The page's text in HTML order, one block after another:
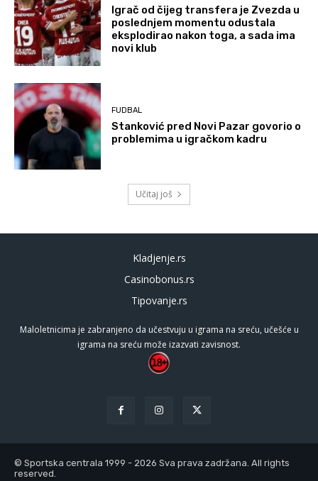
Igrač od čijeg transfera je Zvezda u
poslednjem momentu odustala
eksplodirao nakon toga, a sada ima
novi klub
FUDBAL
Stanković pred Novi Pazar govorio o
problemima u igračkom kadru
Učitaj još
Kladjenje.rs
Casinobonus.rs
Tipovanje.rs
Maloletnicima je zabranjeno da učestvuju u igrama na sreću, učešće u
igrama na sreću može izazvati zavisnost.
© Sportska centrala 1999 - 2026 Sva prava zadržana. All rights
reserved.